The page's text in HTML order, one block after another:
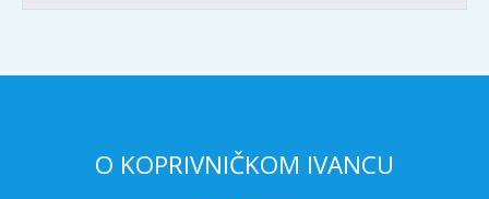
O KOPRIVNIČKOM IVANCU